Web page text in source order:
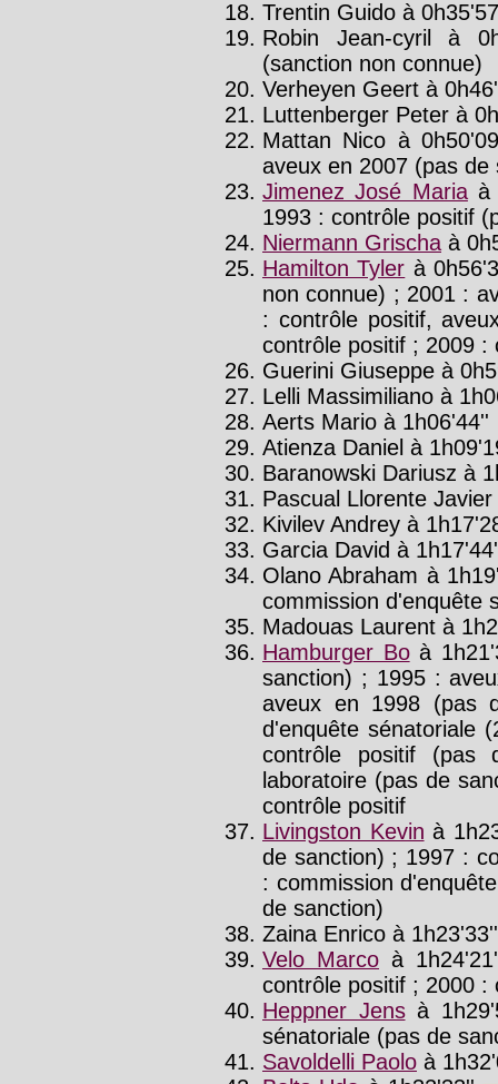
Trentin Guido à
Robin Jean-cyril à
(sanction non connue)
Verheyen Geert à
Luttenberger Peter à
Mattan Nico à
aveux en 2007 (pas de
Jimenez José Mariaà
1993 : contrôle positif
Niermann Grischa à
Hamilton Tyler à
non connue) ; 2001 :
: contrôle positif,
contrôle positif ; 2009 :
Guerini Giuseppe à
Lelli Massimiliano à
Aerts Mario à 1h06'44''
Atienza Daniel à
Baranowski Dariusz à
Pascual Llorente
Kivilev Andrey à
Garcia David à
Olano Abraham à
commission d'enquête
Madouas Laurent à
Hamburger Boà
sanction) ; 1995 :
aveux en 1998 (pas
d'enquête sénatoriale
contrôle positif
laboratoire (pas de
contrôle positif
Livingston Kevin à
de sanction) ; 1997 :
: commission
de sanction)
Zaina Enrico à 1h23'33''
Velo Marco à
contrôle positif ; 2000 :
Heppner Jensà
sénatoriale (pas de
Savoldelli Paolo à